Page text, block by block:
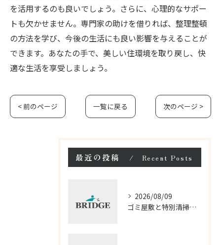
を活用するのも良いでしょう。さらに、心理的なサポー
トも欠かせません。専門家の助けを借りれば、整理整頓
の方法を学び、今後の生活にも良い影響を与えることが
できます。あなたの手で、美しい住環境を取り戻し、快
適な生活を享受しましょう。
< 前のページ 一覧に戻る 次のページ >
最近の投稿 Recent Posts
2026/08/09
ゴミ屋敷と特別清掃の全知識神奈川県厚木市で確実に片付ける方法